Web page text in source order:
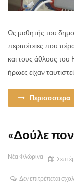
Ως μαθητής του
περιπέτειες που
και τους άθλους του
ήρωες είχαν
Περισσοτερα
«Δούλε
Νέα Φλώρινα
Δεν επιτρέπεται